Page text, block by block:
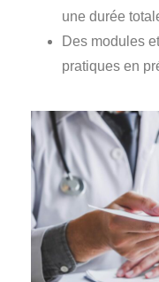
une durée
Des modules
pratiques en